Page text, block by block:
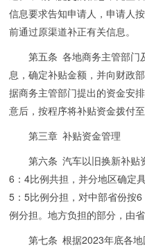
信息要求告知申请人，申请人
前通过原渠道补正有关信息。
第五条 各地商务主管部门
息，确定补贴金额，并向财政
据商务主管部门提出的资金安
意后，按程序将补贴资金拨付
第三章 补贴资金管理
第六条 汽车以旧换新补贴
6：4比例共担，并分地区确定
5：5比例分担，对中部省份按
例分担。地方负担的部分，由
第七条 根据2023年底各地